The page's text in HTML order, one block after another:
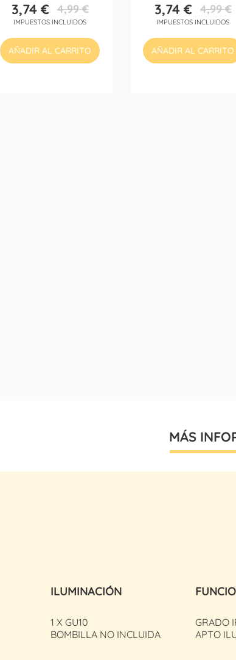
Precio
3,74 € Precio
base
4,99 €
IMPUESTOS INCLUIDOS
AÑADIR AL CARRITO
Precio
3,74 € Precio
base
4,99 €
IMPUESTOS INCLUIDOS
AÑADIR AL CARRITO
MÁS
ILUMINACIÓN
1 X GU10
BOMBILLA NO INCLUIDA
GRADO
APTO